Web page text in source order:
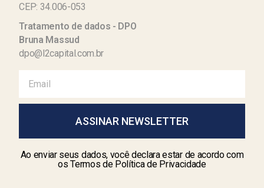
CEP: 34.006-053
Tratamento de dados - DPO
Bruna Massud
dpo@l2capital.com.br
ASSINAR NEWSLETTER
Ao enviar seus dados, você declara estar de acordo com
os Termos de Política de Privacidade